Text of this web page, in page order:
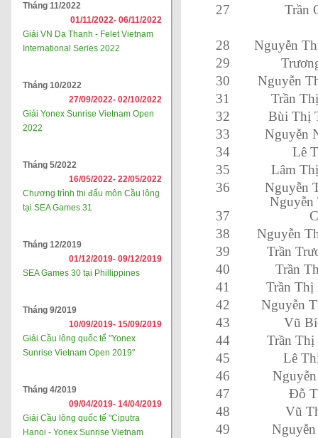
Tháng 11/2022
01/11/2022- 06/11/2022
Giải VN Da Thanh - Felet Vietnam
International Series 2022
Tháng 10/2022
27/09/2022- 02/10/2022
Giải Yonex Sunrise Vietnam Open
2022
Tháng 5/2022
16/05/2022- 22/05/2022
Chương trình thi đấu môn Cầu lông
tại SEA Games 31
Tháng 12/2019
01/12/2019- 09/12/2019
SEA Games 30 tại Phillippines
Tháng 9/2019
10/09/2019- 15/09/2019
Giải Cầu lông quốc tế "Yonex
Sunrise Vietnam Open 2019"
Tháng 4/2019
09/04/2019- 14/04/2019
Giải Cầu lông quốc tế "Ciputra
Hanoi - Yonex Sunrise Vietnam
27
Trần
28
Nguyễn
29
30
Nguyễn
31
Trần
32
Bùi Thị
33
Nguyễn
34
Lê
35
Lâm
36
Nguyễn
37
Nguyễn
38
Nguyễn
39
Trần
40
Trần
41
Trần Thị
42
Nguyễn
43
Vũ
44
Trần
45
Lê
46
47
Đỗ
48
Vũ
49